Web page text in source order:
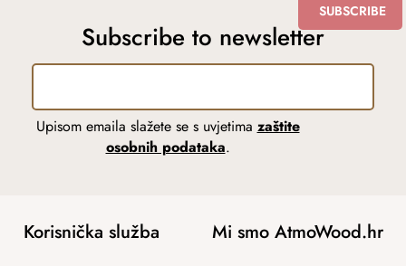
Subscribe to newsletter
Upisom emaila slažete se s uvjetima zaštite
osobnih podataka.
SUBSCRIBE
Korisnička služba Mi smo AtmoWood.hr